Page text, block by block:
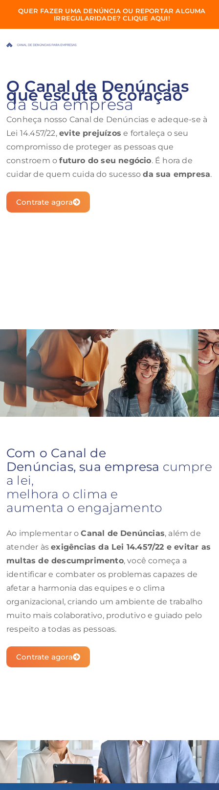
QUER FAZER UMA DENÚNCIA OU REPORTAR ALGUMA
IRREGULARIDADE? CLIQUE AQUI!
O Canal de Denúncias
que escuta o coração
da sua empresa
Conheça nosso Canal de Denúncias e adeque-se à
Lei 14.457/22, evite prejuízos e fortaleça o seu
compromisso de proteger as pessoas que
constroem ofuturo do seu negócio. É hora de
cuidar de quem cuida do sucessoda sua empresa.
Contrate agora
Com o Canal de
Denúncias, sua empresa cumpre
a lei,
melhora o clima e
aumenta o engajamento
Ao implementar oCanal de Denúncias, além de
atender àsexigências da Lei 14.457/22 e evitar as
multas de descumprimento, você começa a
identificar e combater os problemas capazes de
afetar a harmonia das equipes e o clima
organizacional, criando um ambiente de trabalho
muito mais colaborativo, produtivo e guiado pelo
respeito a todas as pessoas.
Contrate agora